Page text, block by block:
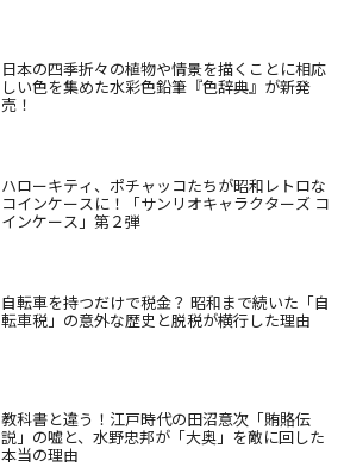
日本の四季折々の植物や情景を描くことに相応
しい色を集めた水彩色鉛筆『色辞典』が新発
売！
ハローキティ、ポチャッコたちが昭和レトロな
コインケースに！「サンリオキャラクターズ コ
インケース」第２弾
自転車を持つだけで税金？ 昭和まで続いた「自
転車税」の意外な歴史と脱税が横行した理由
教科書と違う！江戸時代の田沼意次「賄賂伝
説」の嘘と、水野忠邦が「大奥」を敵に回した
本当の理由